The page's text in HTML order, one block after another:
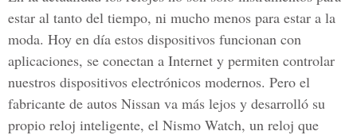
estar al tanto del tiempo, ni mucho menos para estar a la
moda. Hoy en día estos dispositivos funcionan con
aplicaciones, se conectan a Internet y permiten controlar
nuestros dispositivos electrónicos modernos. Pero el
fabricante de autos Nissan va más lejos y desarrolló su
propio reloj inteligente, el Nismo Watch, un reloj que